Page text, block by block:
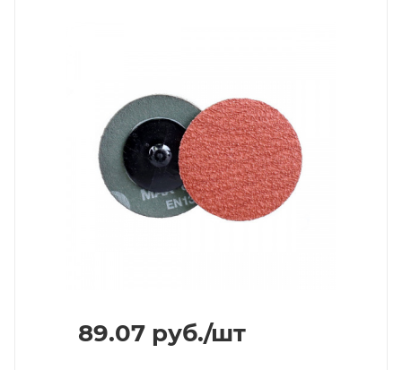
89.07 руб./шт